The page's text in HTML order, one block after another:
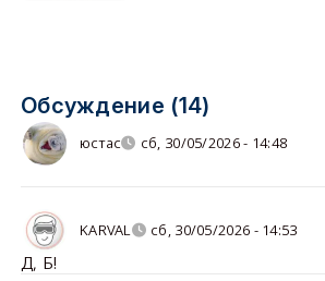
Обсуждение (14)
юстас сб, 30/05/2026 - 14:48
KARVAL сб, 30/05/2026 - 14:53
Д, Б!